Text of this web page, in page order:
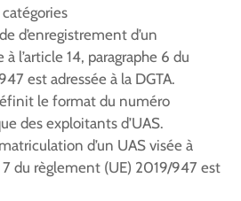
d’enregistrement d’un
l’article 14, paragraphe 6 du
est adressée à la DGTA.
le format du numéro
des exploitants d’UAS.
d’un UAS visée à
7 du règlement (UE) 2019/947 est